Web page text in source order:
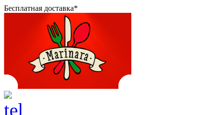
Бесплатная доставка*